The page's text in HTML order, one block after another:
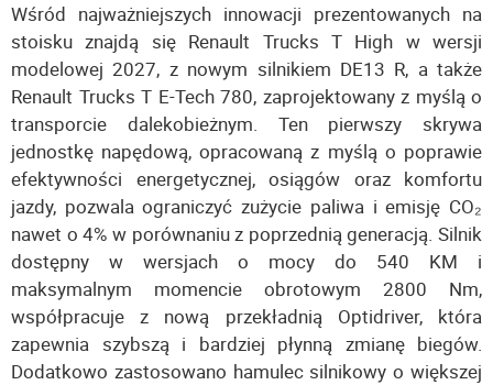
Wśród najważniejszych innowacji prezentowanych na
stoisku znajdą się Renault Trucks T High w wersji
modelowej 2027, z nowym silnikiem DE13 R, a także
Renault Trucks T E-Tech 780, zaprojektowany z myślą o
transporcie dalekobieżnym. Ten pierwszy skrywa
jednostkę napędową, opracowaną z myślą o poprawie
efektywności energetycznej, osiągów oraz komfortu
jazdy, pozwala ograniczyć zużycie paliwa i emisję CO₂
nawet o 4% w porównaniu z poprzednią generacją. Silnik
dostępny w wersjach o mocy do 540 KM i
maksymalnym momencie obrotowym 2800 Nm,
współpracuje z nową przekładnią Optidriver, która
zapewnia szybszą i bardziej płynną zmianę biegów.
Dodatkowo zastosowano hamulec silnikowy o większej